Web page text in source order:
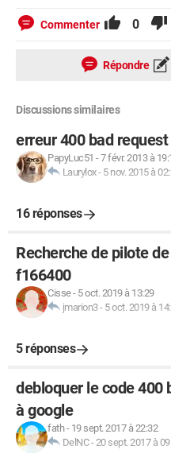
Commenter 0
Répondre
Discussions similaires
erreur 400 bad request
PapyLuc51 -7 févr. 2013 à
Laurylox- 5 nov. 2015 à
16 réponses
Recherche de pilote
f166400
Cisse- 5 oct. 2019 à 13:29
jmarion3- 5 oct. 2019 à
5 réponses
debloquer le code 400
à google
fath- 19 sept. 2017 à 22:32
DelNC-20 sept. 2017 à